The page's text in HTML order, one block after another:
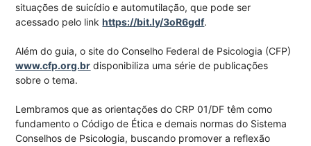
situações de suicídio e automutilação, que pode ser
acessado pelo linkhttps://bit.ly/3oR6gdf.
Além do guia, o site do Conselho Federal de Psicologia (CFP)
www.cfp.org.br disponibiliza uma série de publicações
sobre o tema.
Lembramos que as orientações do CRP 01/DF têm como
fundamento o Código de Ética e demais normas do Sistema
Conselhos de Psicologia, buscando promover a reflexão